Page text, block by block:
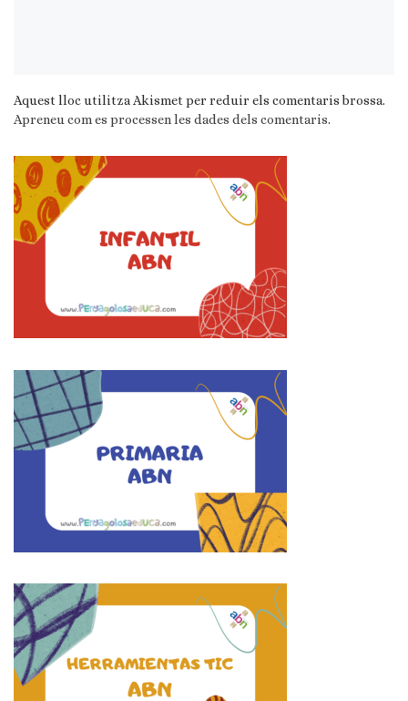
Aquest lloc utilitza Akismet per reduir els comentaris brossa.
Apreneu com es processen les dades dels comentaris.